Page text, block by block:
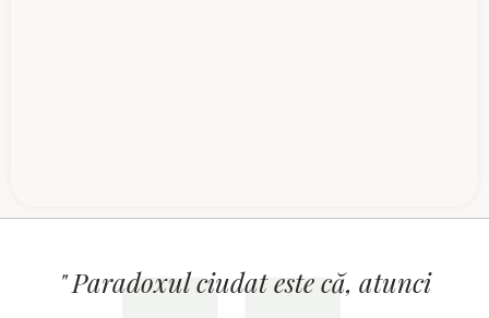
" Paradoxul ciudat este că, atunci